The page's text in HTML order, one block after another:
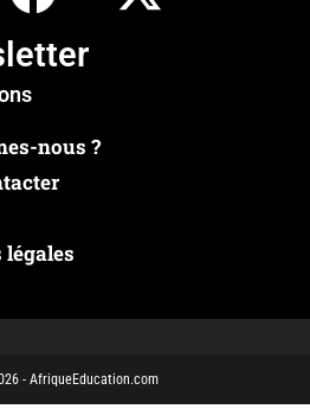
nous ?
- AfriqueEducation.com